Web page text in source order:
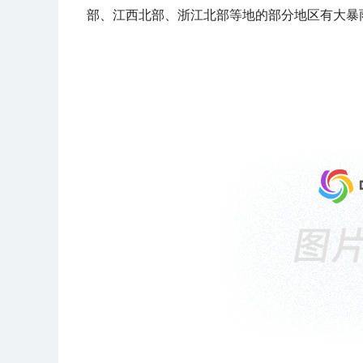
部、江西北部、浙江北部等地的部分地区有大暴